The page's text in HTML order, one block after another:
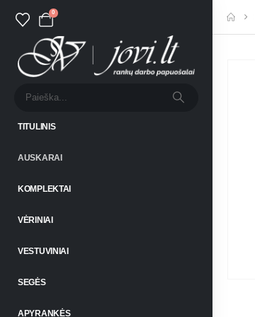
0
TITULINIS
AUSKARAI
KOMPLEKTAI
VĖRINIAI
VESTUVINIAI
SEGĖS
APYRANKĖS